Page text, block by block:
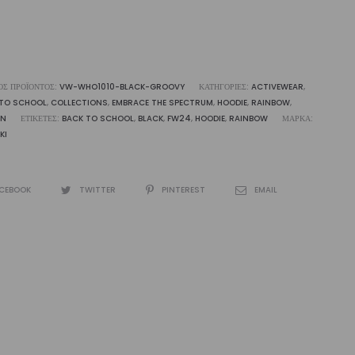
ΠΡΟΪΌΝΤΟΣ: VW-WHO1010-BLACK-GROOVY ΚΑΤΗΓΟΡΊΕΣ: ACTIVEWEAR,
SCHOOL, COLLECTIONS, EMBRACE THE SPECTRUM, HOODIE, RAINBOW,
ΕΤΙΚΈΤΕΣ: BACK TO SCHOOL, BLACK, FW24, HOODIE, RAINBOW
ΜΆΡΚΑ:
TWITTER PINTEREST EMAIL